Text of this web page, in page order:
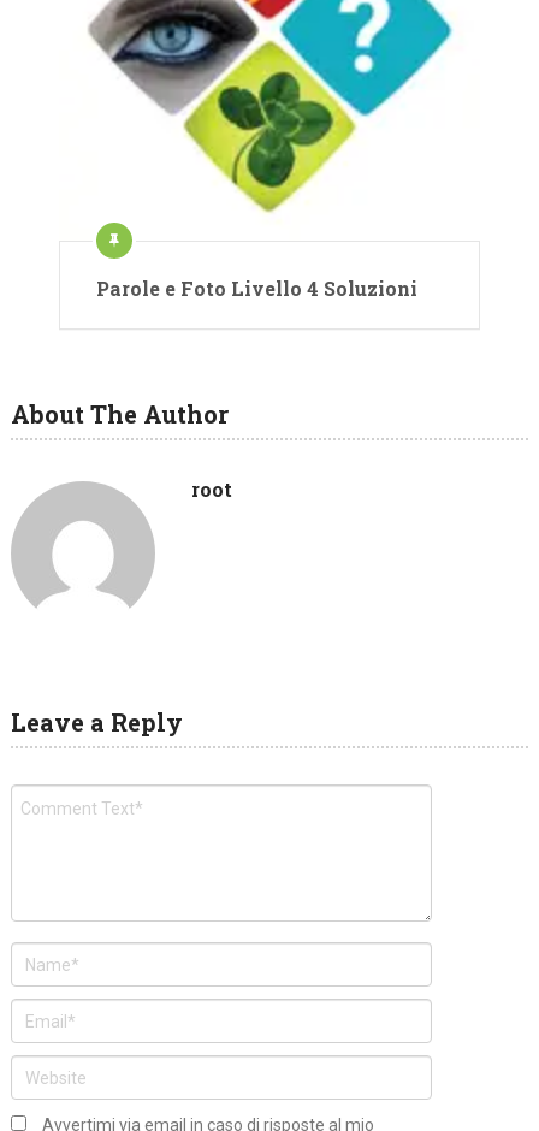
Parole e Foto Livello 4 Soluzioni
About The Author
root
Leave a Reply
Avvertimi via email in caso di risposte al mio